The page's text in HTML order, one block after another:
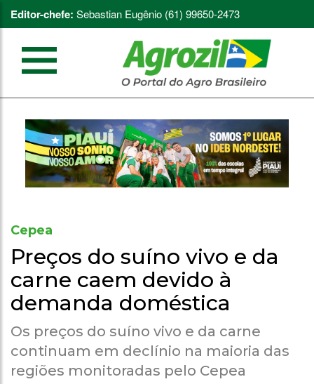
Editor-chefe: Sebastian Eugênio (61) 99650-2473
Cepea
Preços do suíno vivo e da
carne caem devido à
demanda doméstica
Os preços do suíno vivo e da carne
continuam em declínio na maioria das
regiões monitoradas pelo Cepea